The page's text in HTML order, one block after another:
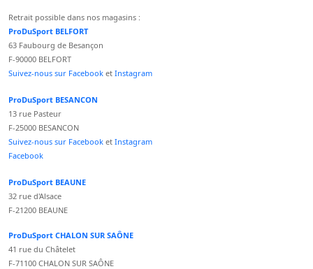
Retrait possible dans nos magasins :
ProDuSport BELFORT
63 Faubourg de Besançon
F-90000 BELFORT
Suivez-nous sur Facebook et Instagram
ProDuSport BESANCON
13 rue Pasteur
F-25000 BESANCON
Suivez-nous sur Facebook et Instagram
Facebook
ProDuSport BEAUNE
32 rue d'Alsace
F-21200 BEAUNE
ProDuSport CHALON SUR SAÔNE
41 rue du Châtelet
F-71100 CHALON SUR SAÔNE